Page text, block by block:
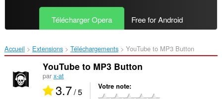
Télécharger Opera Free for Android
Accueil Extensions Téléchargements YouTube to MP3 Button‎
YouTube to MP3 Button
par x-at
3.7/ 5 Votre note